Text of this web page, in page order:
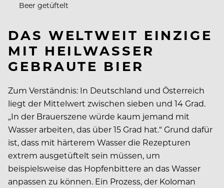
Beer getüftelt
DAS WELTWEIT EINZIGE
MIT HEILWASSER
GEBRAUTE BIER
Zum Verständnis: In Deutschland und Österreich
liegt der Mittelwert zwischen sieben und 14 Grad.
„In der Brauerszene würde kaum jemand mit
Wasser arbeiten, das über 15 Grad hat.“ Grund dafür
ist, dass mit härterem Wasser die Rezepturen
extrem ausgetüftelt sein müssen, um
beispielsweise das Hopfenbittere an das Wasser
anpassen zu können. Ein Prozess, der Koloman